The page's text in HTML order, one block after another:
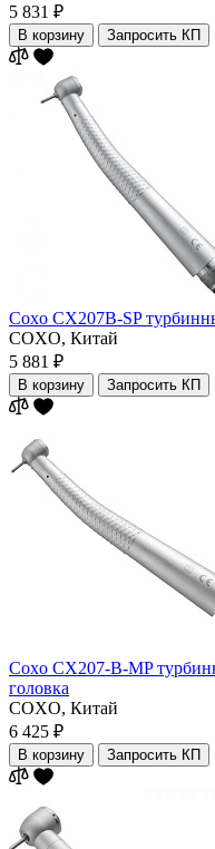
5 831 ₽
В корзину Запросить КП
Coxo CX207B-SP
COXO, Китай
5 881 ₽
В корзину Запросить КП
Coxo CX207-B-MP
головка
COXO, Китай
6 425 ₽
В корзину Запросить КП